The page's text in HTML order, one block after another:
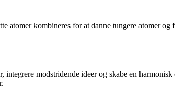
atomer kombineres for at danne tungere atomer
modstridende ideer og skabe en